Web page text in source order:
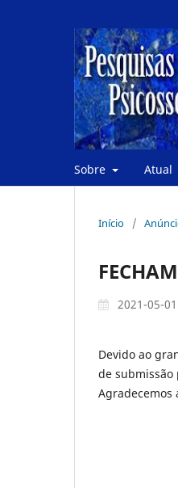
Sobre Atual
Início /
2021-05-01
Devido ao
de submissão
Agradecemos